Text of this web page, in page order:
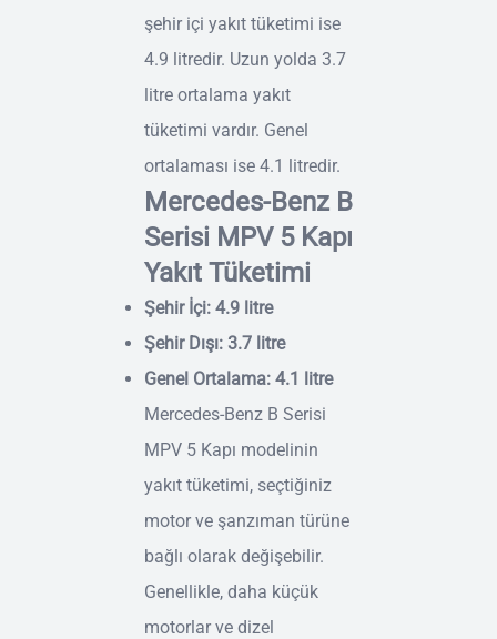
şehir içi yakıt tüketimi ise
4.9 litredir. Uzun yolda 3.7
litre ortalama yakıt
tüketimi vardır. Genel
ortalaması ise 4.1 litredir.
Mercedes-Benz B
Serisi MPV 5 Kapı
Yakıt Tüketimi
Şehir İçi: 4.9 litre
Şehir Dışı: 3.7 litre
Genel Ortalama: 4.1 litre
Mercedes-Benz B Serisi
MPV 5 Kapı modelinin
yakıt tüketimi, seçtiğiniz
motor ve şanzıman türüne
bağlı olarak değişebilir.
Genellikle, daha küçük
motorlar ve dizel